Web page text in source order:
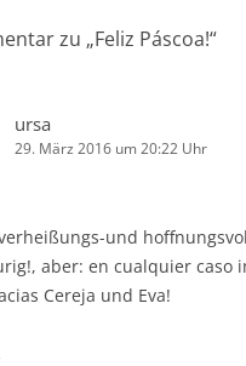
zu „Feliz Páscoa!“
ursa
29. März 2016 um 20:22 Uhr
und
aber: en cualquier caso
Cereja und Eva!